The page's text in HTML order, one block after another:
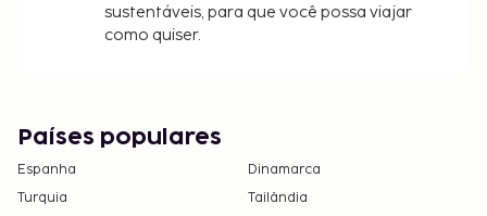
sustentáveis, para que você possa viajar
como quiser.
Países populares
Espanha
Dinamarca
Turquia
Tailândia